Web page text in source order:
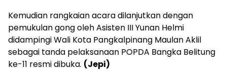
Kemudian rangkaian acara dilanjutkan dengan
pemukulan gong oleh Asisten III Yunan Helmi
didampingi Wali Kota Pangkalpinang Maulan Aklil
sebagai tanda pelaksanaan POPDA Bangka Belitung
ke-11 resmi dibuka. (Jepi)